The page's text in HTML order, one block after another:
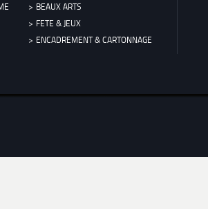
BEAUX ARTS
FETE & JEUX
ENCADREMENT & CARTONNAGE